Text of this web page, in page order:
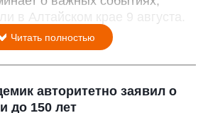
в Алтайском крае 9 августа.
Читать полностью
авторитетно заявил о
до 150 лет